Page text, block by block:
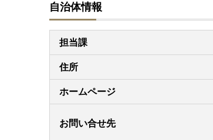
自治体情報
担当課
住所
ホームページ
お問い合せ先